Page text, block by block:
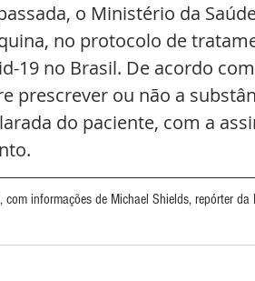
o Ministério da
no protocolo de
19 no Brasil. De acordo
prescrever ou não a
do paciente, com a
com informações de Michael Shields, repórter da